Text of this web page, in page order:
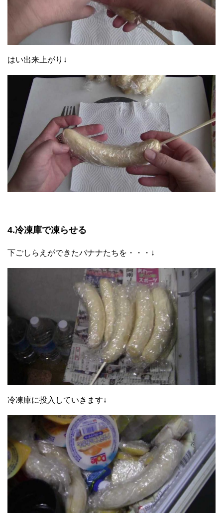
はい出来上がり↓
4.冷凍庫で凍らせる
下ごしらえができたバナナたちを・・・↓
冷凍庫に投入していきます↓